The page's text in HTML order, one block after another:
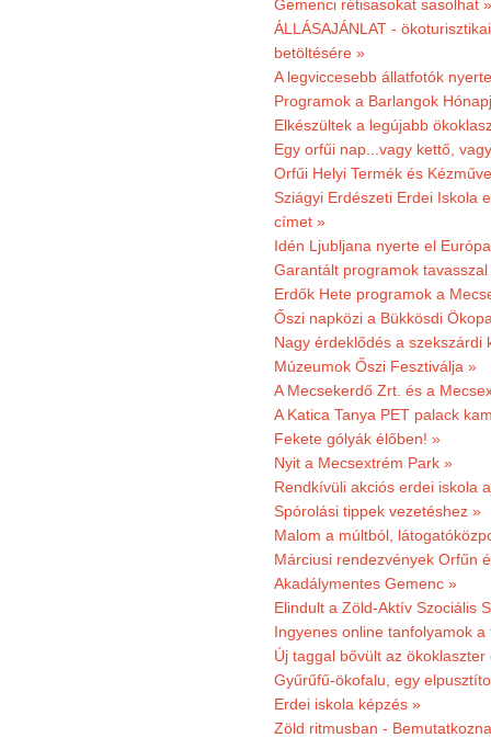
Gemenci rétisasokat sasolhat »
ÁLLÁSAJÁNLAT -
betöltésére »
A legviccesebb állatfotók
Programok a Barlangok
Elkészültek a legújabb
Egy orfűi nap...vagy kettő,
Orfűi Helyi Termék és
Sziágyi Erdészeti Erdei Iskola
címet »
Idén Ljubljana nyerte el
Garantált programok tavasszal
Erdők Hete programok a
Őszi napközi a Bükkösdi
Nagy érdeklődés a szekszárdi
Múzeumok Őszi Fesztiválja »
A Mecsekerdő Zrt. és a
A Katica Tanya PET palack
Fekete gólyák élőben! »
Nyit a Mecsextrém Park »
Rendkívüli akciós erdei iskola
Spórolási tippek vezetéshez »
Malom a múltból,
Márciusi rendezvények Orfűn
Akadálymentes Gemenc »
Elindult a Zöld-Aktív Szociális
Ingyenes online tanfolyamok
Új taggal bővült az ökoklaszter
Gyűrűfű-ökofalu, egy
Erdei iskola képzés »
Zöld ritmusban -